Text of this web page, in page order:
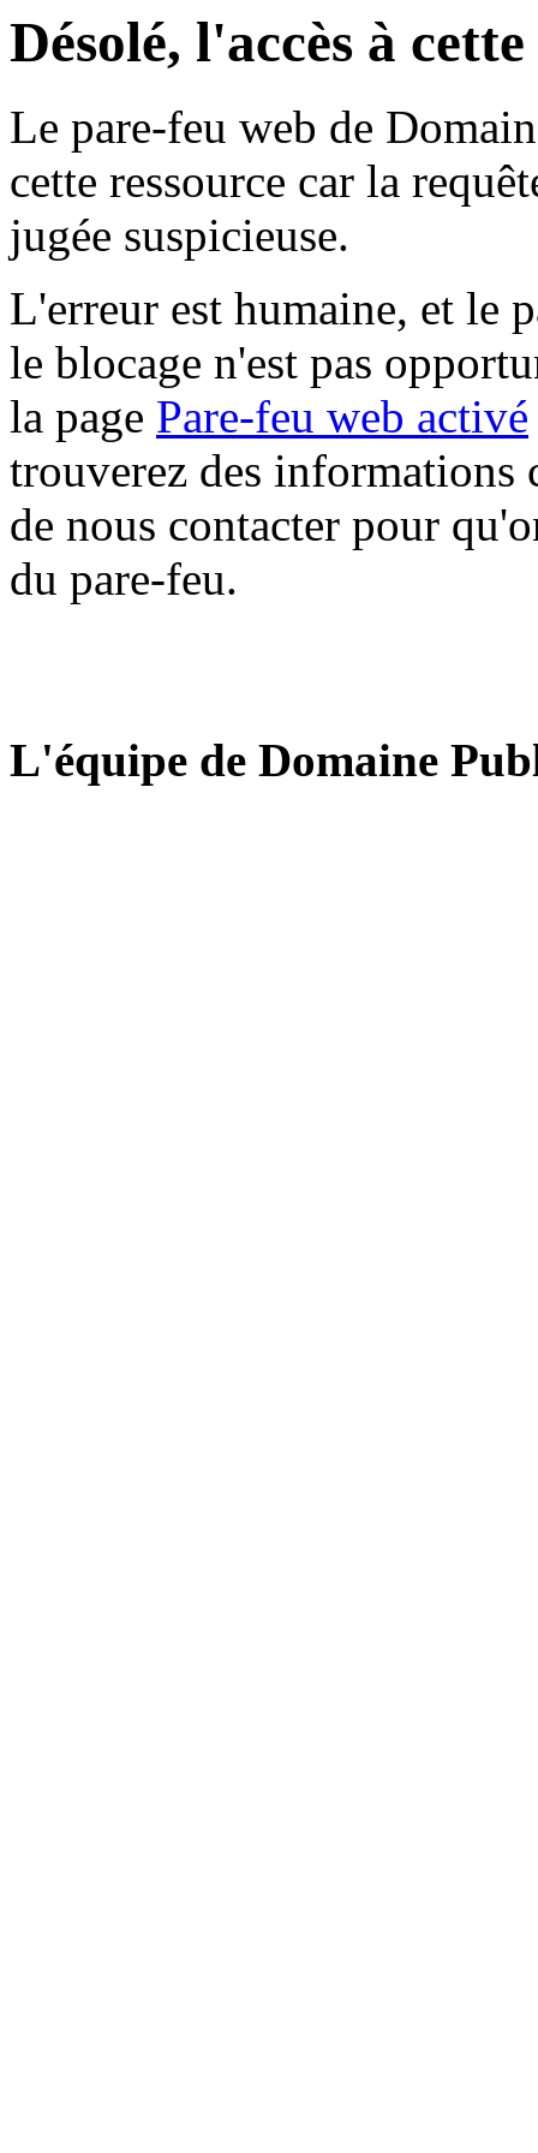
Désolé, l'accès à
Le pare-feu web de
cette ressource car la
jugée suspicieuse.
L'erreur est humaine, et le
le blocage n'est pas
la page Pare-feu web activé
trouverez des informations
de nous contacter pour
du pare-feu.
L'équipe de Domaine